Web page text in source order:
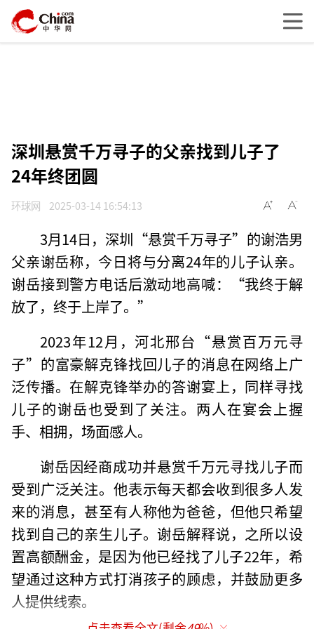
深圳悬赏千万寻子的父亲找到儿子了
24年终团圆
环球网 2025-03-14 16:54:13
3月14日，深圳“悬赏千万寻子”的谢浩男
父亲谢岳称，今日将与分离24年的儿子认亲。
谢岳接到警方电话后激动地高喊：“我终于解
放了，终于上岸了。”
2023年12月，河北邢台“悬赏百万元寻
子”的富豪解克锋找回儿子的消息在网络上广
泛传播。在解克锋举办的答谢宴上，同样寻找
儿子的谢岳也受到了关注。两人在宴会上握
手、相拥，场面感人。
谢岳因经商成功并悬赏千万元寻找儿子而
受到广泛关注。他表示每天都会收到很多人发
来的消息，甚至有人称他为爸爸，但他只希望
找到自己的亲生儿子。谢岳解释说，之所以设
置高额酬金，是因为他已经找了儿子22年，希
望通过这种方式打消孩子的顾虑，并鼓励更多
人提供线索。